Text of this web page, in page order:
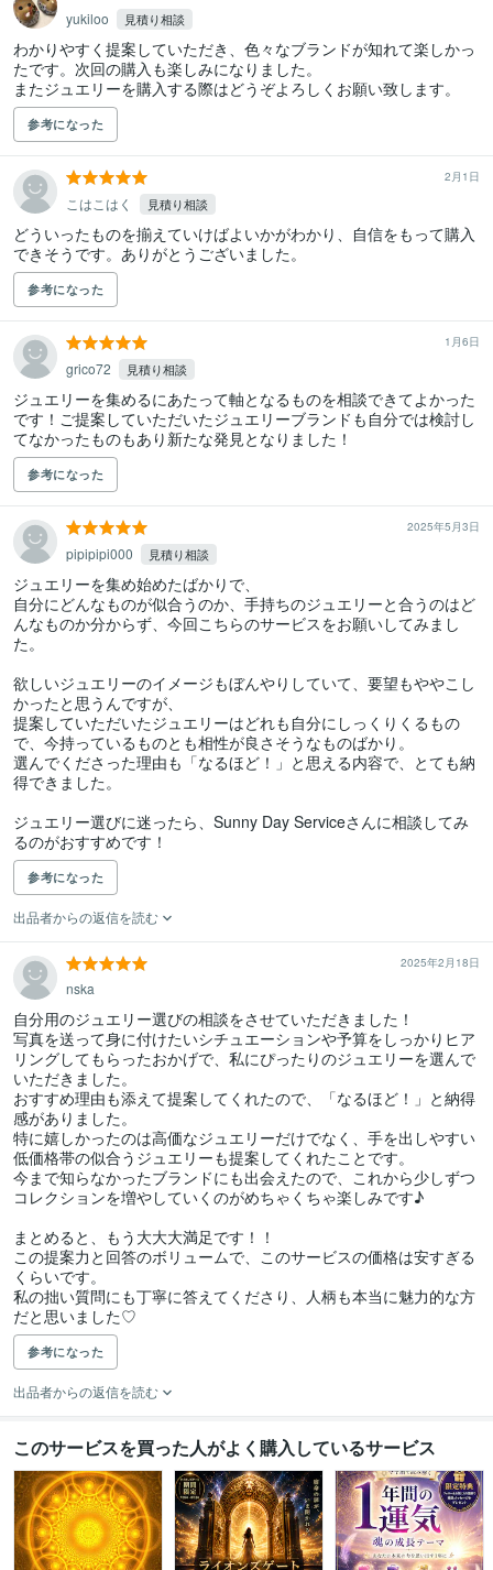
yukiloo 見積り相談
わかりやすく提案していただき、色々なブランドが知れて楽しかっ
たです。次回の購入も楽しみになりました。
参考になった
2月1日
こはこはく 見積り相談
どういったものを揃えていけばよいかがわかり、自信をもって購入
できそうです。ありがとうございました。
参考になった
1月6日
grico72 見積り相談
ジュエリーを集めるにあたって軸となるものを相談できてよかった
です！ご提案していただいたジュエリーブランドも自分では検討し
てなかったものもあり新たな発見となりました！
参考になった
2025年5月3日
pipipipi000 見積り相談
ジュエリーを集め始めたばかりで、
自分にどんなものが似合うのか、手持ちのジュエリーと合うのはど
んなものか分からず、今回こちらのサービスをお願いしてみまし
た。
欲しいジュエリーのイメージもぼんやりしていて、要望もややこし
かったと思うんですが、
提案していただいたジュエリーはどれも自分にしっくりくるもの
で、今持っているものとも相性が良さそうなものばかり。
選んでくださった理由も「なるほど！」と思える内容で、とても納
得できました。
ジュエリー選びに迷ったら、Sunny Day Serviceさんに相談してみ
るのがおすすめです！
参考になった
出品者からの返信を読む
2025年2月18日
nska
自分用のジュエリー選びの相談をさせていただきました！
写真を送って身に付けたいシチュエーションや予算をしっかりヒア
リングしてもらったおかげで、私にぴったりのジュエリーを選んで
いただきました。
おすすめ理由も添えて提案してくれたので、「なるほど！」と納得
感がありました。
特に嬉しかったのは高価なジュエリーだけでなく、手を出しやすい
低価格帯の似合うジュエリーも提案してくれたことです。
今まで知らなかったブランドにも出会えたので、これから少しずつ
コレクションを増やしていくのがめちゃくちゃ楽しみです♪
まとめると、もう大大大満足です！！
この提案力と回答のボリュームで、このサービスの価格は安すぎる
くらいです。
私の拙い質問にも丁寧に答えてくださり、人柄も本当に魅力的な方
だと思いました♡
参考になった
出品者からの返信を読む
このサービスを買った人がよく購入しているサービス